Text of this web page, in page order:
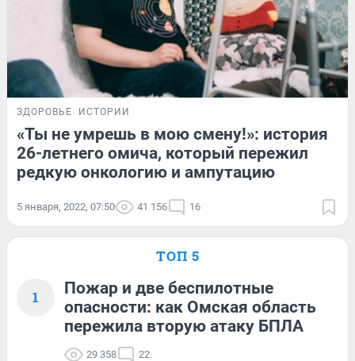
ЗДОРОВЬЕ ИСТОРИИ
«Ты не умрешь в мою смену!»: история
26-летнего омича, который пережил
редкую онкологию и ампутацию
5 января, 2022, 07:50 41 156 16
ТОП 5
1
Пожар и две беспилотные
опасности: как Омская область
пережила вторую атаку БПЛА
29 358 22